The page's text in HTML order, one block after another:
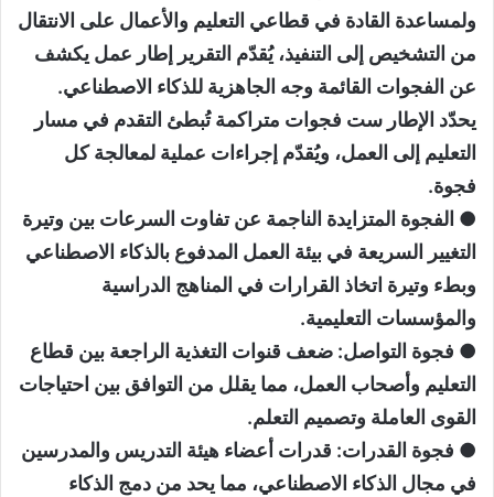
ولمساعدة القادة في قطاعي التعليم والأعمال على الانتقال
من التشخيص إلى التنفيذ، يُقدّم التقرير إطار عمل يكشف
عن الفجوات القائمة وجه الجاهزية للذكاء الاصطناعي.
يحدّد الإطار ست فجوات متراكمة تُبطئ التقدم في مسار
التعليم إلى العمل، ويُقدّم إجراءات عملية لمعالجة كل
فجوة.
● الفجوة المتزايدة الناجمة عن تفاوت السرعات بين وتيرة
التغيير السريعة في بيئة العمل المدفوع بالذكاء الاصطناعي
وبطء وتيرة اتخاذ القرارات في المناهج الدراسية
والمؤسسات التعليمية.
● فجوة التواصل: ضعف قنوات التغذية الراجعة بين قطاع
التعليم وأصحاب العمل، مما يقلل من التوافق بين احتياجات
القوى العاملة وتصميم التعلم.
● فجوة القدرات: قدرات أعضاء هيئة التدريس والمدرسين
في مجال الذكاء الاصطناعي، مما يحد من دمج الذكاء